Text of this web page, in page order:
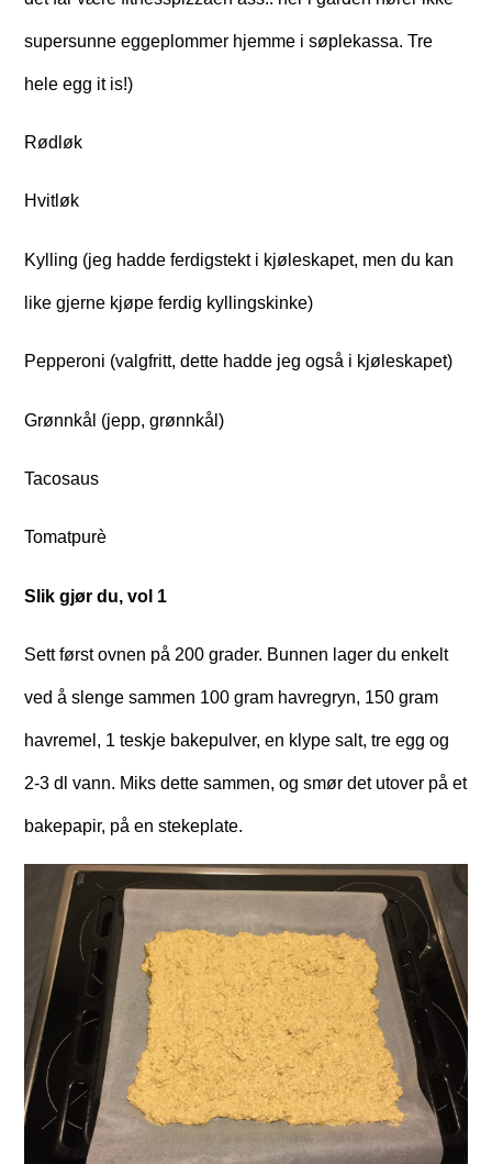
supersunne eggeplommer hjemme i søplekassa. Tre
hele egg it is!)
Rødløk
Hvitløk
Kylling (jeg hadde ferdigstekt i kjøleskapet, men du kan
like gjerne kjøpe ferdig kyllingskinke)
Pepperoni (valgfritt, dette hadde jeg også i kjøleskapet)
Grønnkål (jepp, grønnkål)
Tacosaus
Tomatpurè
Slik gjør du, vol 1
Sett først ovnen på 200 grader. Bunnen lager du enkelt
ved å slenge sammen 100 gram havregryn, 150 gram
havremel, 1 teskje bakepulver, en klype salt, tre egg og
2-3 dl vann. Miks dette sammen, og smør det utover på et
bakepapir, på en stekeplate.